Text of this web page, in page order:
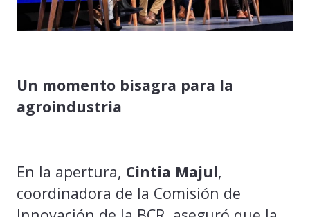
Un momento bisagra para la
agroindustria
En la apertura, Cintia Majul,
coordinadora de la Comisión de